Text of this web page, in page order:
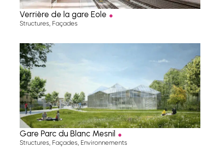
Verrière de la gare Eole .
Structures, Façades
Gare Parc du Blanc Mesnil .
Structures Façades Environnements